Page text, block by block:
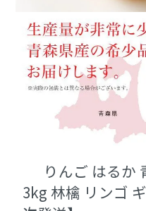
りんご はるか
3kg 林檎 リンゴ